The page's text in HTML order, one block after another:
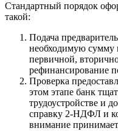
Стандартный порядок
такой:
Подача
необходимую сумму
первичной,
рефинансирование
Проверка
этом этапе банк
трудоустройстве и
справку 2-НДФЛ и
внимание